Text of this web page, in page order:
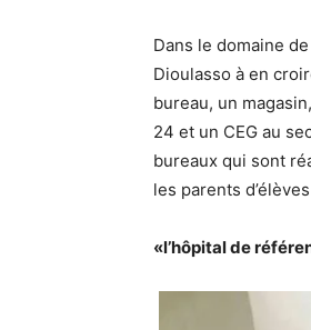
Dans le domaine
Dioulasso à en
bureau, un
24 et un CEG au
bureaux qui sont
les parents
«l’hôpital de